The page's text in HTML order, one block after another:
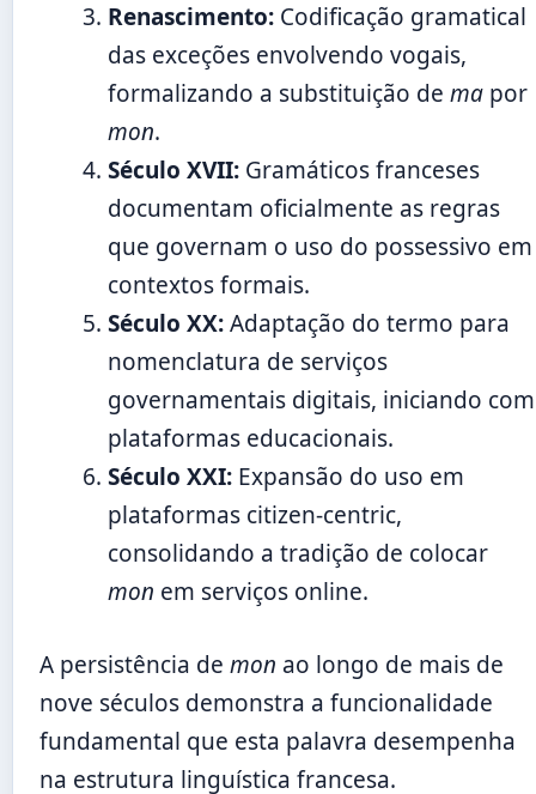
Renascimento: Codificação gramatical
das exceções envolvendo vogais,
formalizando a substituição de ma por
mon.
Século XVII: Gramáticos franceses
documentam oficialmente as regras
que governam o uso do possessivo em
contextos formais.
Século XX:Adaptação do termo para
nomenclatura de serviços
governamentais digitais, iniciando com
plataformas educacionais.
Século XXI: Expansão do uso em
plataformas citizen-centric,
consolidando a tradição de colocar
mon em serviços online.
A persistência de mon ao longo de mais de
nove séculos demonstra a funcionalidade
fundamental que esta palavra desempenha
na estrutura linguística francesa.